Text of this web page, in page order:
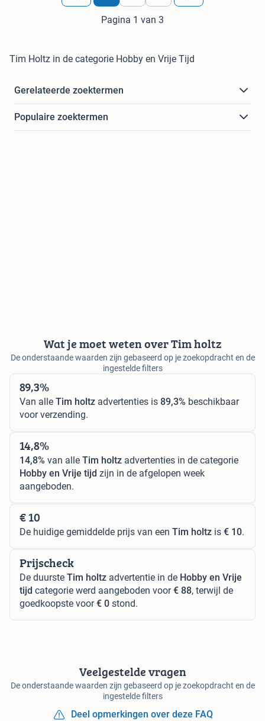
Pagina 1 van 3
Tim Holtz in de categorie Hobby en Vrije Tijd
Gerelateerde zoektermen
Populaire zoektermen
Wat je moet weten over Tim holtz
De onderstaande waarden zijn gebaseerd op je zoekopdracht en de
ingestelde filters
89,3%
Van alle Tim holtz advertenties is 89,3% beschikbaar
voor verzending.
14,8%
14,8% van alle Tim holtz advertenties in de categorie
Hobby en Vrije tijd zijn in de afgelopen week
aangeboden.
€ 10
De huidige gemiddelde prijs van een Tim holtz is € 10.
Prijscheck
De duurste Tim holtz advertentie in de Hobby en Vrije
tijd categorie werd aangeboden voor€ 88, terwijl de
goedkoopste voor€ 0 stond.
Veelgestelde vragen
De onderstaande waarden zijn gebaseerd op je zoekopdracht en de
ingestelde filters
Deel opmerkingen over deze FAQ